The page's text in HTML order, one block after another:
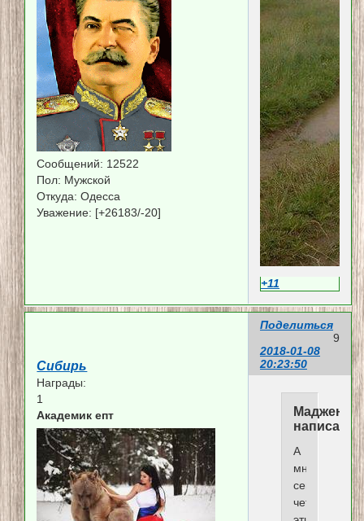
Сообщений: 12522
Пол: Мужской
Откуда: Одесса
Уважение: [+26183/-20]
+11
Поделиться
9
2018-01-08
20:23:50
Сибирь
Награды:
1
Академик епт
А
мне
сегодня
четверо